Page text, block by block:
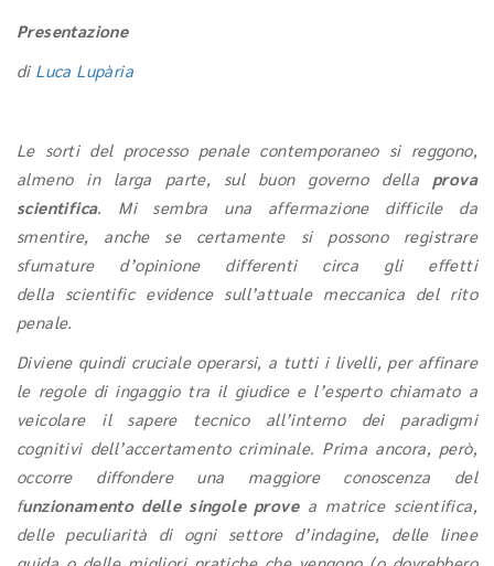
Presentazione
di Luca Lupària
Le sorti del processo penale contemporaneo si reggono,
almeno in larga parte, sul buon governo della prova
scientifica. Mi sembra una affermazione difficile da
smentire, anche se certamente si possono registrare
sfumature d’opinione differenti circa gli effetti
della scientific evidence sull’attuale meccanica del rito
penale.
Diviene quindi cruciale operarsi, a tutti i livelli, per affinare
le regole di ingaggio tra il giudice e l’esperto chiamato a
veicolare il sapere tecnico all’interno dei paradigmi
cognitivi dell’accertamento criminale. Prima ancora, però,
occorre diffondere una maggiore conoscenza del
funzionamento delle singole provea matrice scientifica,
delle peculiarità di ogni settore d’indagine, delle linee